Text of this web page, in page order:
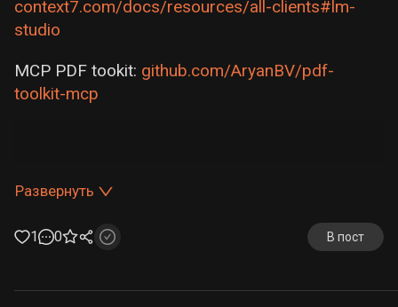
context7.com/docs/resources/all-clients#lm-
studio
MCP PDF tookit: github.com/AryanBV/pdf-
toolkit-mcp
Развернуть
1 0 В пост